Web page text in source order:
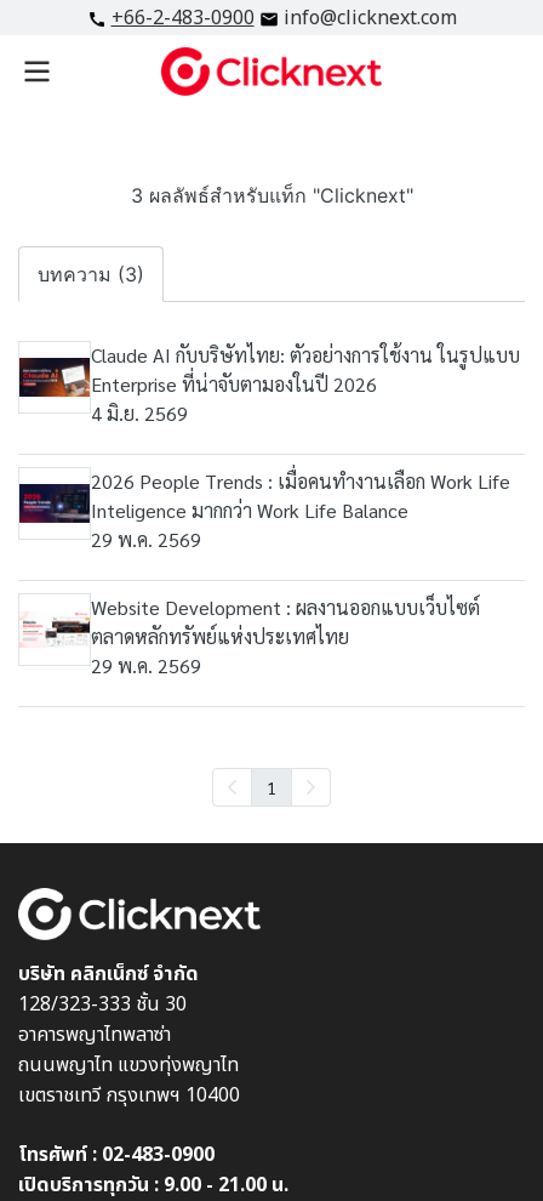
+66-2-483-0900 info@clicknext.com
3 ผลลัพธ์สำหรับแท็ก "Clicknext"
บทความ (3)
Claude AI กับบริษัทไทย: ตัวอย่างการใช้งาน ในรูปแบบ
Enterprise ที่น่าจับตามองในปี 2026
4 มิ.ย. 2569
2026 People Trends : เมื่อคนทำงานเลือก Work Life
Inteligence มากกว่า Work Life Balance
29 พ.ค. 2569
Website Development : ผลงานออกแบบเว็บไซต์
ตลาดหลักทรัพย์แห่งประเทศไทย
29 พ.ค. 2569
1
บริษัท คลิกเน็กซ์ จำกัด
128/323-333 ชั้น 30
อาคารพญาไทพลาซ่า
ถนนพญาไท แขวงทุ่งพญาไท
เขตราชเทวี กรุงเทพฯ 10400
โทรศัพท์ : 02-483-0900
เปิดบริการทุกวัน : 9.00 - 21.00 น.